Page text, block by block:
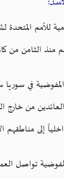
للأمم المتحدة
الثامن من كانون
في
إلى مناطقهم
تواصل